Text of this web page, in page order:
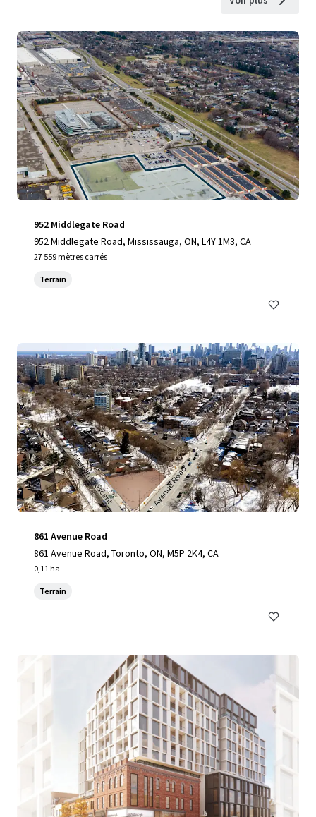
952 Middlegate Road
952 Middlegate Road, Mississauga, ON, L4Y 1M3, CA
27 559 mètres carrés
Terrain
861 Avenue Road
861 Avenue Road, Toronto, ON, M5P 2K4, CA
0,11 ha
Terrain